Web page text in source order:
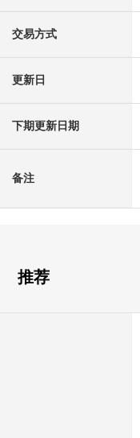
交易方式
更新日
下期更新日期
备注
推荐